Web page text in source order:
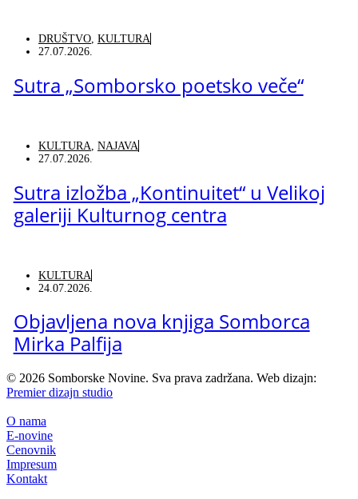
DRUŠTVO KULTURA
27.07.2026.
Sutra „Somborsko poetsko veče“
KULTURA NAJAVA
27.07.2026.
Sutra izložba „Kontinuitet“ u Velikoj
galeriji Kulturnog centra
KULTURA
24.07.2026.
Objavljena nova knjiga Somborca
Mirka Palfija
© 2026 Somborske Novine. Sva prava zadržana. Web dizajn:
Premier dizajn studio
O nama
E-novine
Cenovnik
Impresum
Kontakt